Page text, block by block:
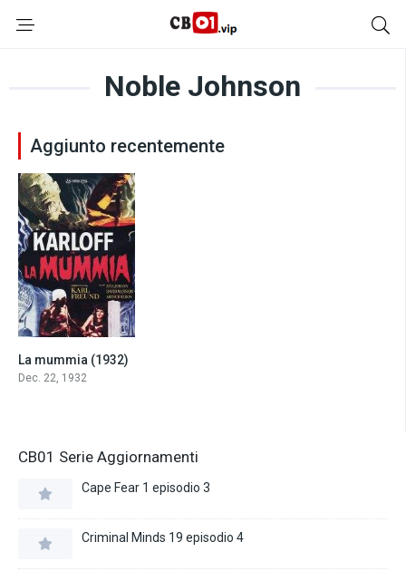
Noble Johnson
Aggiunto recentemente
7.2
La mummia (1932)
Dec. 22, 1932
CB01 Serie Aggiornamenti
Cape Fear 1 episodio 3
Criminal Minds 19 episodio 4